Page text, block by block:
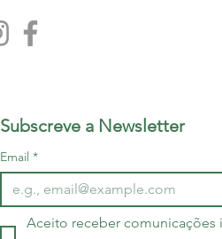
Subscreve a Newsletter
Email *
Aceito receber comunicações